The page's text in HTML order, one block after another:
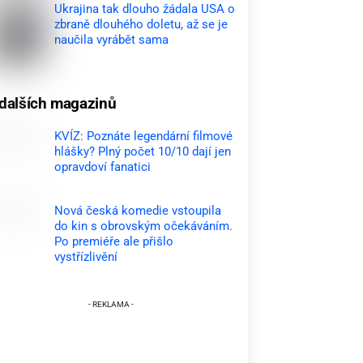
Ukrajina tak dlouho žádala USA o
zbraně dlouhého doletu, až se je
naučila vyrábět sama
magazinů
KVÍZ: Poznáte legendární filmové
hlášky? Plný počet 10/10 dají jen
opravdoví fanatici
Nová česká komedie vstoupila
do kin s obrovským očekáváním.
Po premiéře ale přišlo
vystřízlivění